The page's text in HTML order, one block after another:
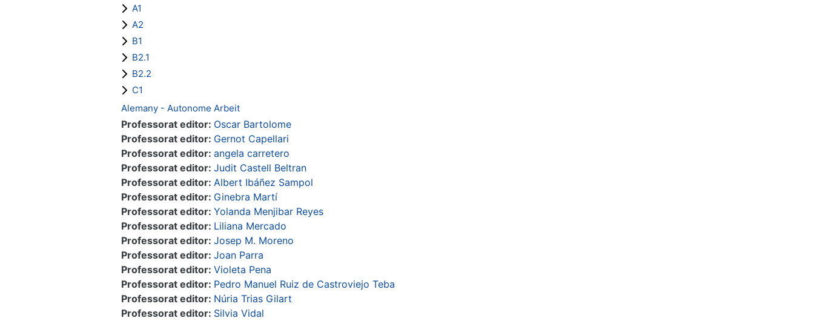
A1
A2
B1
B2.1
B2.2
C1
Alemany - Autonome Arbeit
Professorat editor: Oscar Bartolome
Professorat editor: Gernot Capellari
Professorat editor: angela carretero
Professorat editor: Judit Castell Beltran
Professorat editor: Albert Ibáñez Sampol
Professorat editor: Ginebra Martí
Professorat editor: Yolanda Menjibar Reyes
Professorat editor: Liliana Mercado
Professorat editor: Josep M. Moreno
Professorat editor: Joan Parra
Professorat editor: Violeta Pena
Professorat editor: Pedro Manuel Ruiz de Castroviejo Teba
Professorat editor: Núria Trias Gilart
Professorat editor: Silvia Vidal